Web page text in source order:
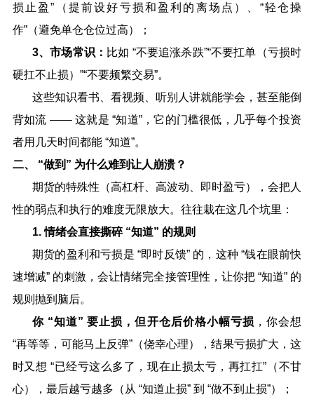
损止盈” （提前设好亏损和盈利的离场点）、 “轻仓操
作”（避免单仓仓位过高）；
3、市场常识： 比如 “不要追涨杀跌”“不要扛单（亏损时
硬扛不止损） ”“不要频繁交易”。
这些知识看书、看视频、听别人讲就能学会，甚至能倒
背如流 ——这就是 “知道”，它的门槛很低，几乎每个投资
者用几天时间都能“知道”。
二、
“做到 ” 为什么难到让人崩溃？
期货的特殊性（高杠杆、高波动、即时盈亏），会把人
性的弱点和执行的难度无限放大。往往栽在这几个坑里：
1.情绪会直接撕碎“知道” 的规则
期货的盈利和亏损是 “即时反馈” 的，这种 “钱在眼前快
速增减” 的刺激，会让情绪完全接管理性，让你把“知道” 的
规则抛到脑后。
你“知道”要止损，但开仓后价格小幅亏损 ，你会想
“再等等，可能马上反弹”（侥幸心理），结果亏损扩大，这
时又想 “已经亏这么多了，现在止损太亏，再扛扛” （不甘
心），最后越亏越多（从 “知道止损” 到 “做不到止损”）；